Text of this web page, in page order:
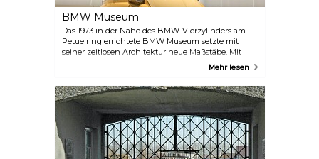
BMW Museum
Das 1973 in der Nähe des BMW-Vierzylinders am
Petuelring errichtete BMW Museum setzte mit
seiner zeitlosen Architektur neue Maßstäbe. Mit
historischen Fahrzeugen und vielfältigen Themen
Motorrädern und Modellreihen sowie Architektur
und Mediendesign schafft es ein einzigartiges
Markenerlebnis und ein beispielloses
Ausstellungsensemble. Neben dem Museum gibt es
auch die BMW Welt, die das hochmoderne
Museum des Unternehmens ergänzt.
Mehr lesen